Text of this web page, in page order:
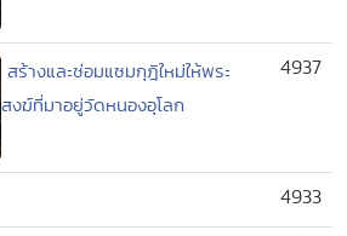
สร้างและซ่อมแซมกุฎิใหม่ให้พระ
สงฆ์ที่มาอยู่วัดหนองอุโลก
4937
4933